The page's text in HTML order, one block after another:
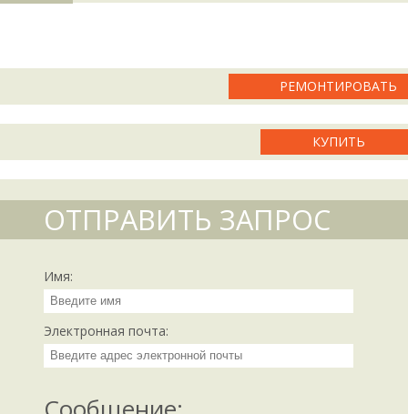
РЕМОНТИРОВАТЬ
КУПИТЬ
ОТПРАВИТЬ ЗАПРОС
Имя:
Электронная почта: